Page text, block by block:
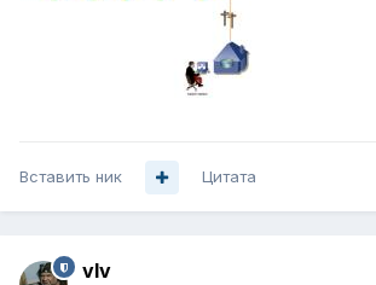
Вставить ник Цитата
vIv